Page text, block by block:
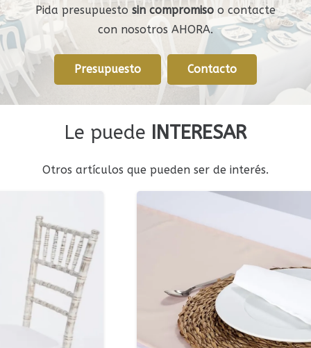
Pida presupuesto sin compromiso o contacte
con nosotros AHORA.
Presupuesto Contacto
Le puede INTERESAR
Otros artículos que pueden ser de interés.